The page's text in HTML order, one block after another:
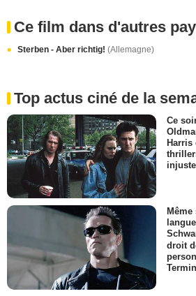
Ce film dans d'autres
Sterben - Aber richtig! (Allemagne)
Top actus ciné de la
Ce
droit